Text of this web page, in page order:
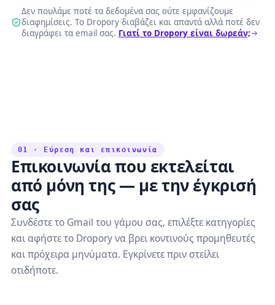
Δεν πουλάμε ποτέ τα δεδομένα σας ούτε εμφανίζουμε
διαφημίσεις. Το Dropory διαβάζει και απαντά αλλά ποτέ δεν
διαγράφει τα email σας. Γιατί το Dropory είναι δωρεάν;
01 · Εύρεση και επικοινωνία
Επικοινωνία που εκτελείται
από μόνη της — με την έγκρισή
σας
Συνδέστε το Gmail του γάμου σας, επιλέξτε κατηγορίες
και αφήστε το Dropory να βρει κοντινούς προμηθευτές
και πρόχειρα μηνύματα. Εγκρίνετε πριν στείλει
οτιδήποτε.